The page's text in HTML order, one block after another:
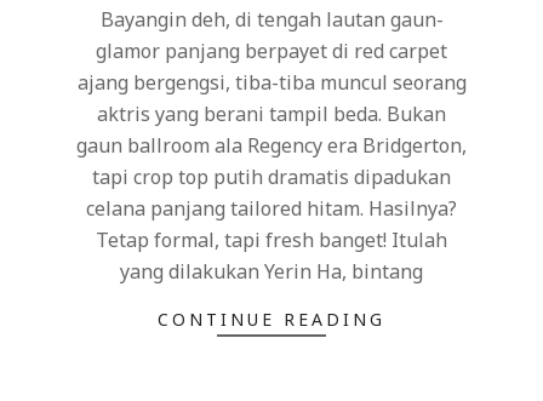
Bayangin deh, di tengah lautan gaun-
glamor panjang berpayet di red carpet
ajang bergengsi, tiba-tiba muncul seorang
aktris yang berani tampil beda. Bukan
gaun ballroom ala Regency era Bridgerton,
tapi crop top putih dramatis dipadukan
celana panjang tailored hitam. Hasilnya?
Tetap formal, tapi fresh banget! Itulah
yang dilakukan Yerin Ha, bintang
CONTINUE READING